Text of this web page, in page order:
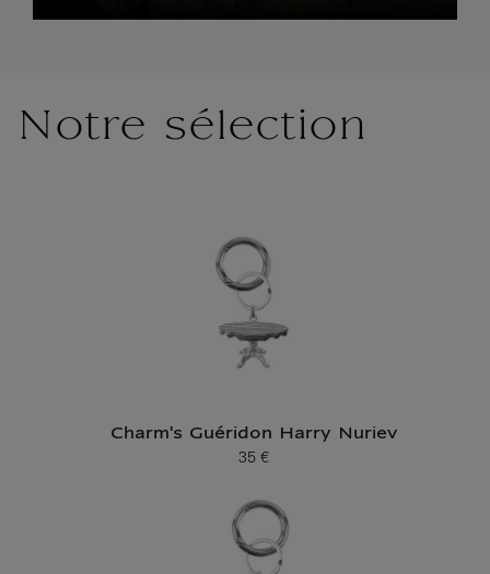
Notre sélection
Charm's Guéridon Harry Nuriev
Prix ​​actuel
35 €